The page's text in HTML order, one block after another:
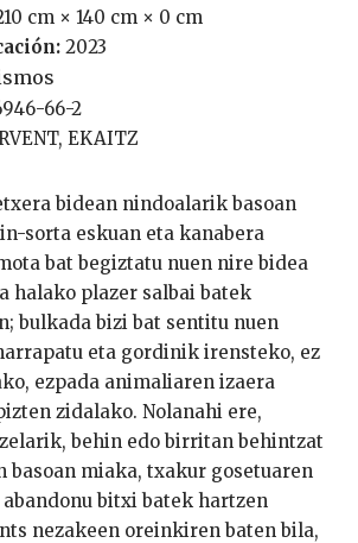
cm × 140 cm × 0 cm
2023
66-2
EKAITZ
sorta eskuan eta kanabera
bat begiztatu nuen nire bidea
halako plazer salbai batek
bulkada bizi bat sentitu nuen
eta gordinik irensteko, ez
ezpada animaliaren izaera
zidalako. Nolanahi ere,
behin edo birritan behintzat
basoan miaka, txakur gosetuaren
bitxi batek hartzen
nezakeen oreinkiren baten bila,